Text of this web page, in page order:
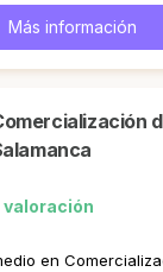
Más información
valoración
en